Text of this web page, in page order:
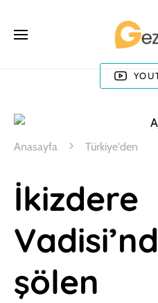
Anasayfa Türkiye'den
İkizdere
şölen